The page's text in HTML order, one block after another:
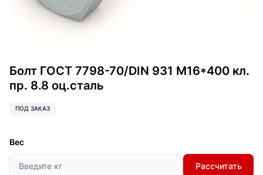
Болт ГОСТ 7798-70/DIN 931 М16*400 кл.
пр. 8.8 оц.сталь
ПОД ЗАКАЗ
Вес
Рассчитать